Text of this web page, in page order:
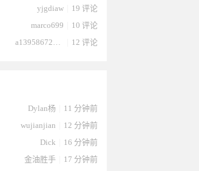
19 评论
yjgdiaw
10 评论
marco699
12 评论
a13958672232
11 分钟前
Dylan杨
12 分钟前
wujianjian
16 分钟前
Dick
17 分钟前
金油胜手